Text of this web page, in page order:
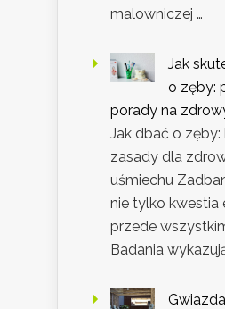
malowniczej …
Jak
o zęby:
porady na
Jak dbać o
zasady dla
uśmiechu
nie tylko kwestia
przede
Badania